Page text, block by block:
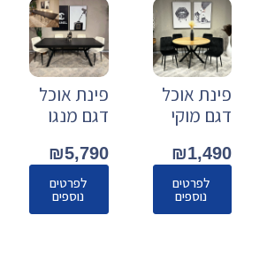
פינת אוכל
דגם מוקי
₪1,490
לפרטים
נוספים
פינת אוכל
דגם מנגו
₪5,790
לפרטים
נוספים